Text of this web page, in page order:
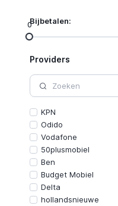
Bijbetalen:
0
Providers
KPN
Odido
Vodafone
50plusmobiel
Ben
Budget Mobiel
Delta
hollandsnieuwe